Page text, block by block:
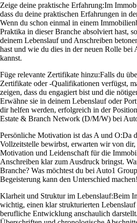
Zeige deine praktische Erfahrung:Im
dass du deine praktischen Erfahrungen in
Wenn du schon einmal in einem
Praktika in dieser Branche absolviert hast,
deinem Lebenslauf und Anschreiben
hast und wie du dies in der neuen Rolle bei
kannst.
Füge relevante Zertifikate hinzu:Falls du
Zertifikate oder -Qualifikationen verfügst,
zeigen, dass du engagiert bist und die
Erwähne sie in deinem Lebenslauf oder
dir helfen werden, erfolgreich in der
Estate & Branch Network (D/M/W) bei
Persönliche Motivation ist das A und O:Da
Vollzeitstelle bewirbst, erwarten wir von dir,
Motivation und Leidenschaft für die
Anschreiben klar zum Ausdruck bringst.
Branche? Was möchtest du bei Auto1
Begeisterung kann den Unterschied machen!
Klarheit und Struktur im Lebenslauf:Beim
wichtig, einen klar strukturierten Lebenslauf
berufliche Entwicklung anschaulich